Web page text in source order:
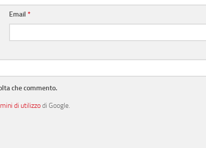
Email*
che commento.
di utilizzodi Google.